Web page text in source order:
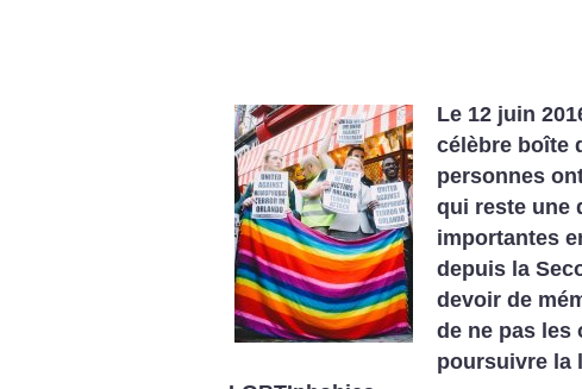
Le 12 juin
célèbre boîte
personnes
qui reste une
importantes
depuis la
devoir de
de ne pas les
poursuivre la